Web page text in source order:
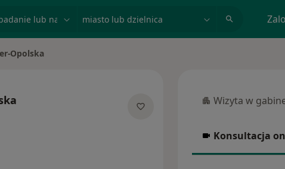
Opolska
Wizyta w
Wizyta w
Konsultacja
Konsultacja